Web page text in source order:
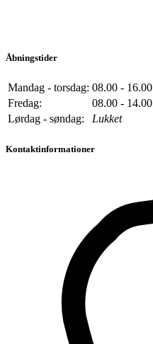
Åbningstider
Mandag - torsdag: 08.00 - 16.00
Fredag:
08.00 - 14.00
Lørdag - søndag:
Lukket
Kontaktinformationer